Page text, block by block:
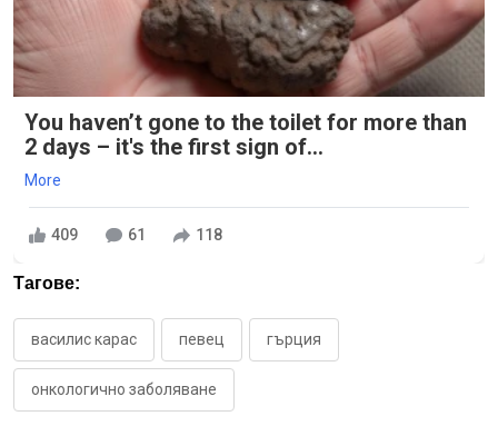
You haven’t gone to the toilet for more than
2 days – it's the first sign of...
More
409 61 118
Тагове:
василис карас певец гърция
онкологично заболяване